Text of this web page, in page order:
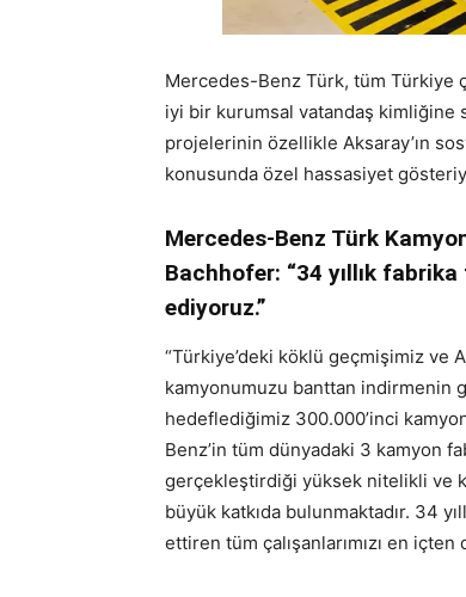
Mercedes-Benz Türk, tüm Türkiye
iyi bir kurumsal vatandaş
projelerinin özellikle Aksaray’ın
konusunda özel hassasiyet
Mercedes-Benz Türk
Bachhofer: “34 yıllık
ediyoruz.”
“Türkiye’deki köklü geçmişimiz ve
kamyonumuzu banttan indirmenin
hedeflediğimiz 300.000’inci
Benz’in tüm dünyadaki 3 kamyon
gerçekleştirdiği yüksek nitelikli ve
büyük katkıda bulunmaktadır. 34
ettiren tüm çalışanlarımızı en